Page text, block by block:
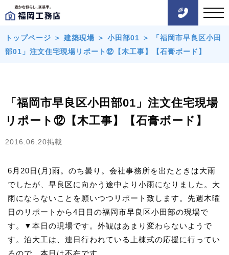
トップページ ＞ 建築現場 ＞ 小田部01 ＞
「福岡市早良区小田
部01」注文住宅現場リポート⑫【木工事】【石膏ボード】
「福岡市早良区小田部01」注文住宅現場
リポート⑫【木工事】【石膏ボード】
2016.06.20掲載
6月20日(月)雨。のち曇り。会社事務所を出たときは大雨
でしたが、早良区に向かう途中より小雨になりました。大
雨にならないことを願いつつリポート致します。先週木曜
日のリポートから4日目の福岡市早良区小田部の現場で
す。▼本日の現場です。外観はあまり変わらないようで
す。泊大工は、連日行われている上棟式の応援に行ってい
るので、本日は不在です。